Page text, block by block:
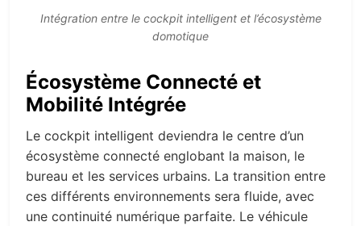
Intégration entre le cockpit intelligent et l’écosystème
domotique
Écosystème Connecté et
Mobilité Intégrée
Le cockpit intelligent deviendra le centre d’un
écosystème connecté englobant la maison, le
bureau et les services urbains. La transition entre
ces différents environnements sera fluide, avec
une continuité numérique parfaite. Le véhicule